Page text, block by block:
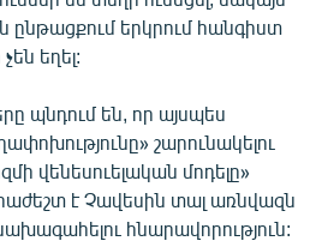
ընթացքում երկրում հանգիստ
եղել:
պնդում են, որ այսպես
շարունակելու
վենեսուելական մոդելը»
է Չավեսին տալ առնվազն
հնարավորություն: